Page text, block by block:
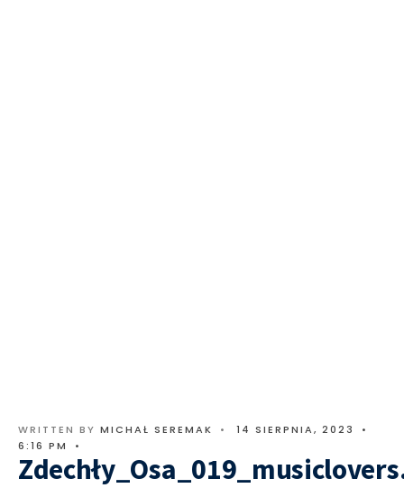
WRITTEN BY MICHAŁ SEREMAK • 14 SIERPNIA, 2023
•
6:16 PM
•